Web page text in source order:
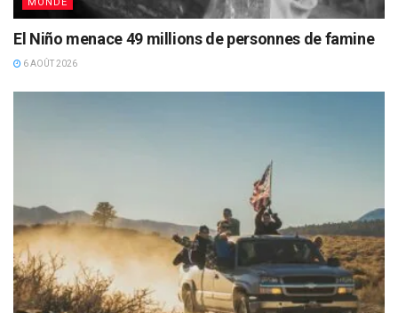
El Niño menace 49 millions de personnes de famine
6 AOÛT 2026